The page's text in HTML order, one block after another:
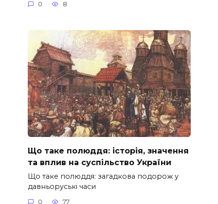
0 8
Що таке полюддя: історія, значення
та вплив на суспільство України
Що таке полюддя: загадкова подорож у
давньоруські часи
0 77